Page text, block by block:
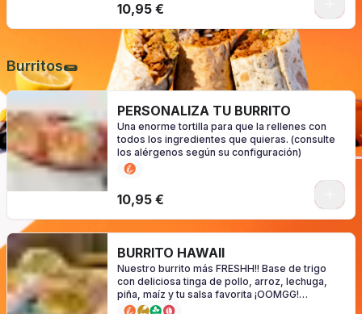
10,95 €
Burritos🌯
PERSONALIZA TU BURRITO
Una enorme tortilla para que la rellenes con
todos los ingredientes que quieras. (consulte
los alérgenos según su configuración)
10,95 €
BURRITO HAWAII
Nuestro burrito más FRESHH!! Base de trigo
con deliciosa tinga de pollo, arroz, lechuga,
piña, maíz y tu salsa favorita ¡OOMGG!
(consulte alérgenos en función de su salsa)